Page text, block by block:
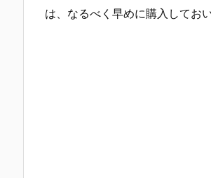
は、なるべく早めに購入してお